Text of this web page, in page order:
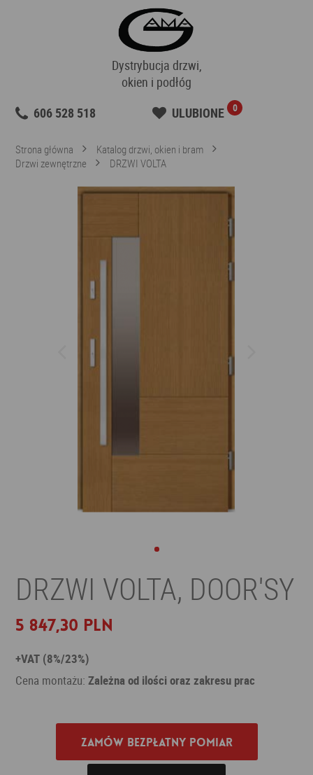
Dystrybucja drzwi,
okien i podłóg
606 528 518
ULUBIONE 0
Strona główna
Katalog drzwi, okien i bram
Drzwi zewnętrzne
DRZWI VOLTA
DRZWI VOLTA, DOOR'SY
5 847,30 PLN
+VAT (8%/23%)
Cena montażu:Zależna od ilości oraz zakresu prac
Zamów bezpłatny pomiar